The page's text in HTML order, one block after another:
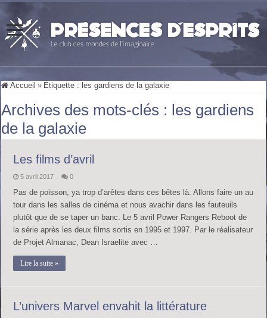
Accueil » Étiquette : les gardiens de la galaxie
Archives des mots-clés : les gardiens
de la galaxie
Les films d’avril
5 avril 2017 0
Pas de poisson, ya trop d’arêtes dans ces bêtes là. Allons faire un au
tour dans les salles de cinéma et nous avachir dans les fauteuils
plutôt que de se taper un banc. Le 5 avril Power Rangers Reboot de
la série après les deux films sortis en 1995 et 1997. Par le réalisateur
de Projet Almanac, Dean Israelite avec …
Lire la suite »
L’univers Marvel envahit la littérature